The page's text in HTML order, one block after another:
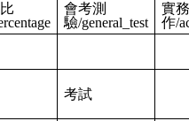
會考測
驗/general_test
實
作/
考試